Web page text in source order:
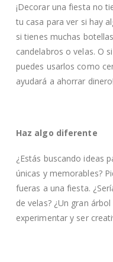
¡Decorar una fiesta no
tu casa para ver si hay
si tienes muchas
candelabros o velas. O
puedes usarlos como
ayudará a ahorrar dinero!
Haz algo diferente
¿Estás buscando ideas
únicas y memorables?
fueras a una fiesta.
de velas? ¿Un gran
experimentar y ser